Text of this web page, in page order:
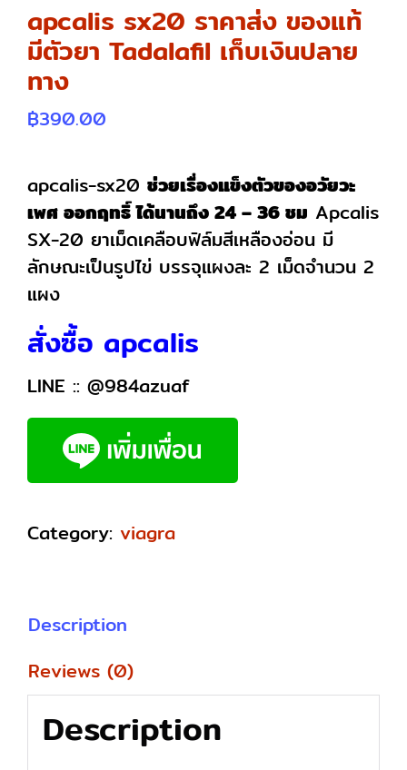
apcalis sx20 ราคาส่ง ของแท้
มีตัวยา Tadalafil เก็บเงินปลาย
ทาง
฿390.00
apcalis-sx20 ช่วยเรื่องแข็งตัวของอวัยวะ
เพศ ออกฤทธิ์ ได้นานถึง 24 – 36 ชม Apcalis
SX-20 ยาเม็ดเคลือบฟิล์มสีเหลืองอ่อน มี
ลักษณะเป็นรูปไข่ บรรจุแผงละ 2 เม็ดจำนวน 2
แผง
สั่งซื้อ apcalis
LINE :: @984azuaf
Category: viagra
Description
Reviews (0)
Description